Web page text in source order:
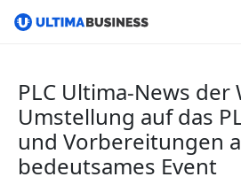
PLC Ultima-News der
Umstellung auf das
und Vorbereitungen
bedeutsames Event